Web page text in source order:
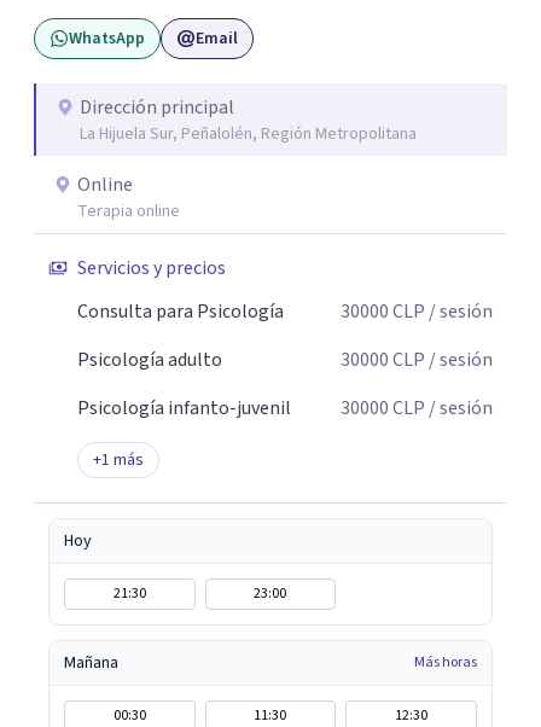
ritmo. Atiendo principalmente en modalidad online y
también presencial en Santiago, según disponibilidad.
WhatsApp Email
Dirección principal
La Hijuela Sur, Peñalolén, Región Metropolitana
Online
Terapia online
Servicios y precios
Consulta para Psicología
30000CLP / sesión
Psicología adulto
30000CLP / sesión
Psicología infanto-juvenil
30000CLP / sesión
+1 más
Hoy
21:30 23:00
Mañana Más horas
00:30 11:30
12:30